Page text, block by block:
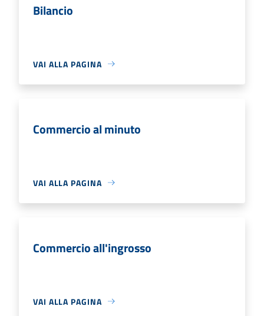
Bilancio
VAI ALLA PAGINA
Commercio al minuto
VAI ALLA PAGINA
Commercio all'ingrosso
VAI ALLA PAGINA